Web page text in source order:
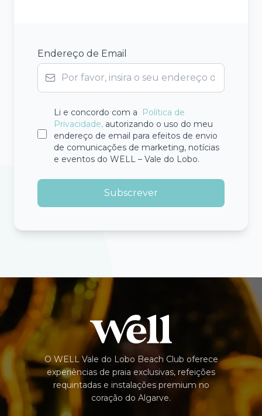
Endereço de Email
Li e concordo com a
Política de
Privacidade, autorizando o uso do meu
endereço de email para efeitos de envio
de comunicações de marketing, notícias
e eventos do WELL – Vale do Lobo.
Subscrever
O WELL Vale do Lobo Beach Club oferece
experiências de praia exclusivas, refeições
requintadas e instalações premium no
coração do Algarve.